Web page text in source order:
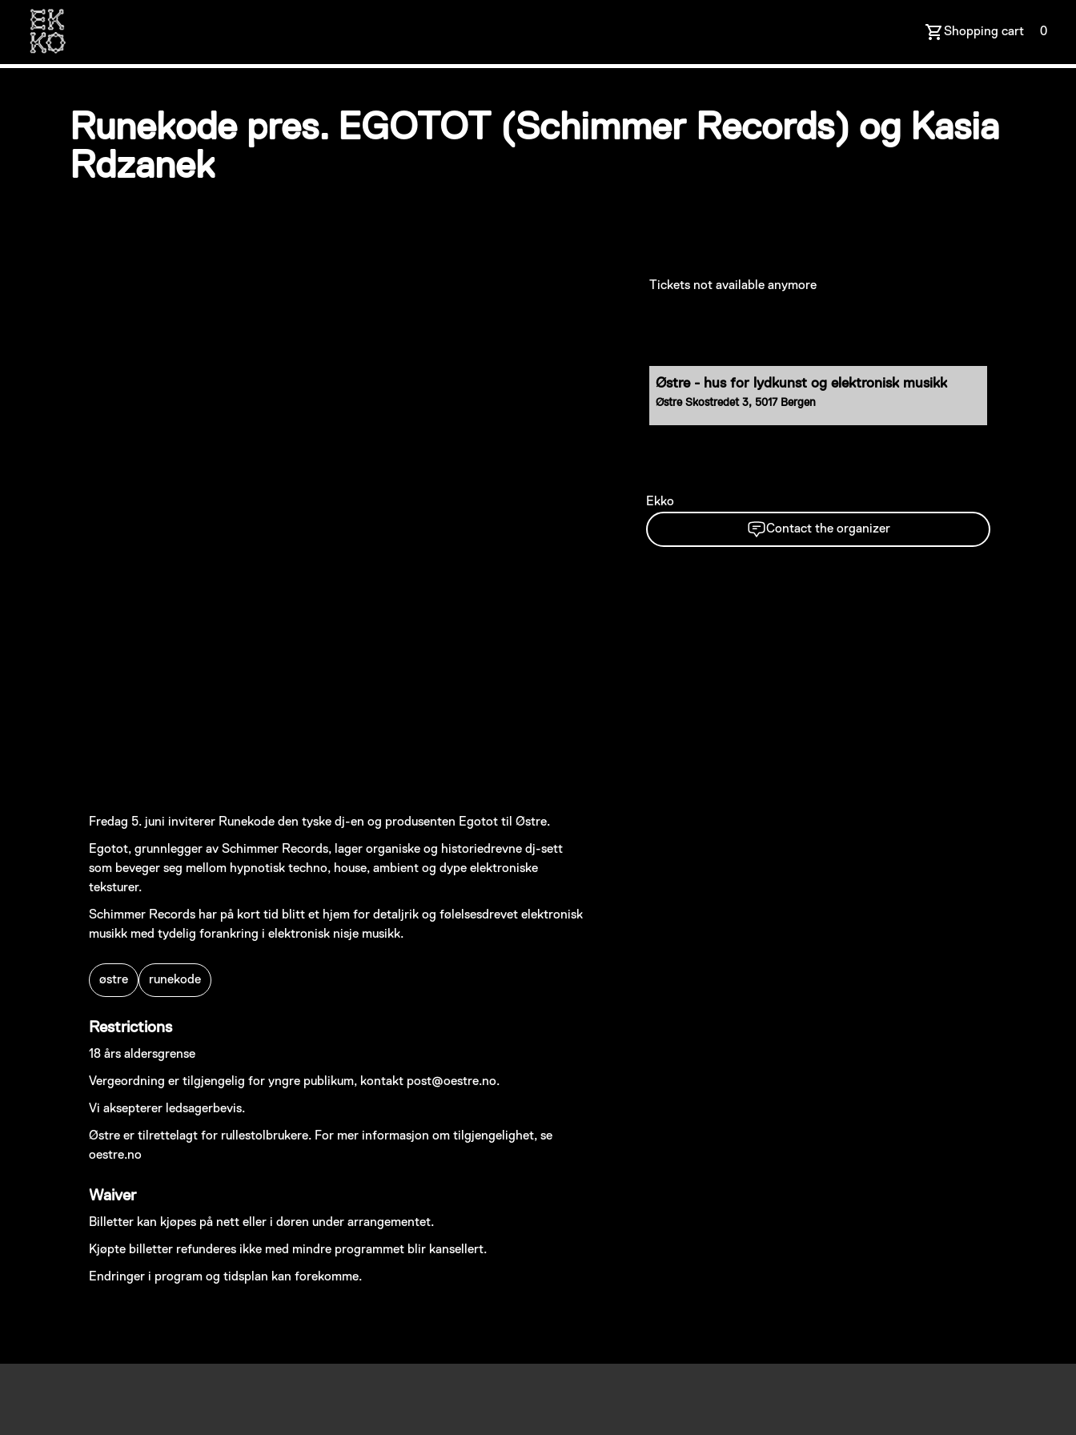
Shopping cart 0
Runekode pres. EGOTOT (Schimmer Records) og Kasia
Rdzanek
Fredag 5. juni inviterer Runekode den tyske dj-en og produsenten Egotot til Østre.
Egotot, grunnlegger av Schimmer Records, lager organiske og historiedrevne dj-sett
som beveger seg mellom hypnotisk techno, house, ambient og dype elektroniske
teksturer.
Schimmer Records har på kort tid blitt et hjem for detaljrik og følelsesdrevet elektronisk
musikk med tydelig forankring i elektronisk nisje musikk.
østre runekode
Restrictions
18 års aldersgrense
Vergeordning er tilgjengelig for yngre publikum, kontakt post@oestre.no.
Vi aksepterer ledsagerbevis.
Østre er tilrettelagt for rullestolbrukere. For mer informasjon om tilgjengelighet, se
oestre.no
Waiver
Billetter kan kjøpes på nett eller i døren under arrangementet.
Kjøpte billetter refunderes ikke med mindre programmet blir kansellert.
Endringer i program og tidsplan kan forekomme.
Tickets not available anymore
Østre - hus for lydkunst og elektronisk musikk
Østre Skostredet 3, 5017 Bergen
Ekko
Contact the organizer